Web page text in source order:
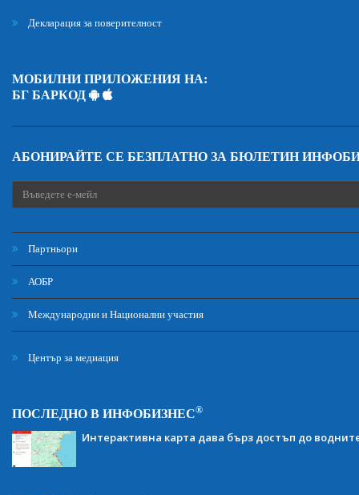
Декларация за поверителност
МОБИЛНИ ПРИЛОЖЕНИЯ НА:
БГ БАРКОД
АБОНИРАЙТЕ СЕ БЕЗПЛАТНО ЗА БЮЛЕТИН
Партньори
АОБР
Международни и Национални участия
Център за медиация
ПОСЛЕДНО В ИНФОБИЗНЕС®
Интерактивна карта дава бърз достъп до